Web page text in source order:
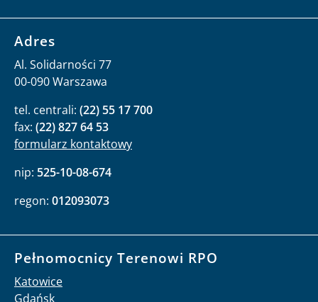
Adres
Al. Solidarności 77
00-090 Warszawa
tel. centrali: (22) 55 17 700
fax: (22) 827 64 53
formularz kontaktowy
nip: 525-10-08-674
regon: 012093073
Pełnomocnicy Terenowi RPO
Katowice
Gdańsk